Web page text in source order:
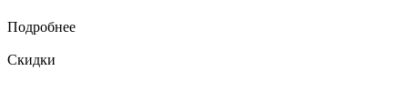
Подробнее
Скидки